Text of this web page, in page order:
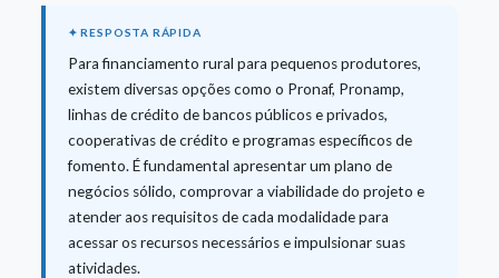
Para financiamento rural para pequenos produtores,
existem diversas opções como o Pronaf, Pronamp,
linhas de crédito de bancos públicos e privados,
cooperativas de crédito e programas específicos de
fomento. É fundamental apresentar um plano de
negócios sólido, comprovar a viabilidade do projeto e
atender aos requisitos de cada modalidade para
acessar os recursos necessários e impulsionar suas
atividades.